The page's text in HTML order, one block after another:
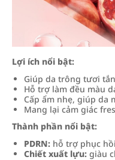
Lợi ích nổi bật:
Giúp da trông tươi
Hỗ trợ làm đều màu
Cấp ẩm nhẹ, giúp da
Mang lại cảm giác
Thành phần nổi bật:
PDRN: hỗ trợ phục
Chiết xuất lựu: giàu